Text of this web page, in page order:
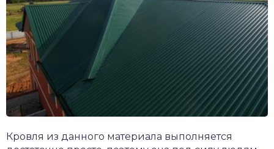
Кровля из данного материала выполняется